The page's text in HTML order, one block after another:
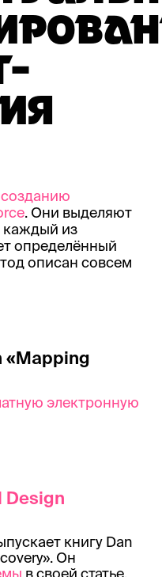
. Они выделяют
каждый из
определённый
описан совсем
«Mapping
электронную
Design
книгу Dan
Он
в своей статье.